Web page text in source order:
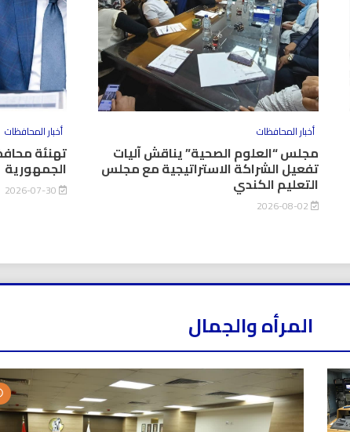
أخبار المحافظات
مجلس “العلوم الصحية” يناقش آليات
تفعيل الشراكة الاستراتيجية مع مجلس
التعليم الكندي
أخبار المحافظات
تهنئة
الجمهورية
المرأه والجمال